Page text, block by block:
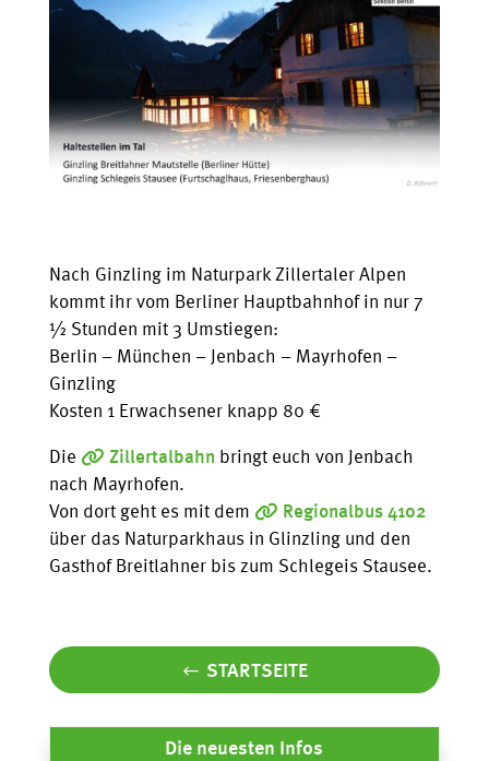
Nach Ginzling im Naturpark Zillertaler Alpen
kommt ihr vom Berliner Hauptbahnhof in nur 7
½ Stunden mit 3 Umstiegen:
Berlin – München – Jenbach – Mayrhofen –
Ginzling
Kosten 1 Erwachsener knapp 80 €
Die Zillertalbahn bringt euch von Jenbach
nach Mayrhofen.
Von dort geht es mit dem
Regionalbus 4102
über das Naturparkhaus in Glinzling und den
Gasthof Breitlahner bis zum Schlegeis Stausee.
STARTSEITE
Die neuesten Infos